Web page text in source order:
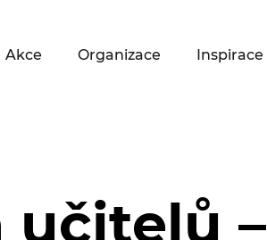
Akce Organizace Inspirace
učitelů –